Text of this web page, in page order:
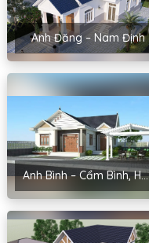
Anh Đăng – Nam Định
Anh Bình – Cẩm Bình, Hải Dương